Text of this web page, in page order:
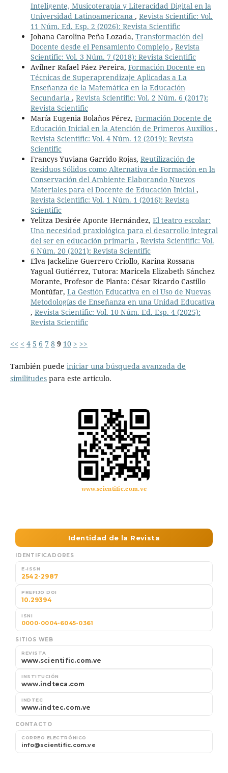
Inteligente, Musicoterapia y Literacidad Digital en la
Universidad Latinoamericana , Revista Scientific: Vol.
11 Núm. Ed. Esp. 2 (2026): Revista Scientific
Johana Carolina Peña Lozada, Transformación del
Docente desde el Pensamiento Complejo , Revista
Scientific: Vol. 3 Núm. 7 (2018): Revista Scientific
Avilner Rafael Páez Pereira, Formación Docente en
Técnicas de Superaprendizaje Aplicadas a La
Enseñanza de la Matemática en la Educación
Secundaria , Revista Scientific: Vol. 2 Núm. 6 (2017):
Revista Scientific
María Eugenia Bolaños Pérez, Formación Docente de
Educación Inicial en la Atención de Primeros Auxilios ,
Revista Scientific: Vol. 4 Núm. 12 (2019): Revista
Scientific
Francys Yuviana Garrido Rojas, Reutilización de
Residuos Sólidos como Alternativa de Formación en la
Conservación del Ambiente Elaborando Nuevos
Materiales para el Docente de Educación Inicial ,
Revista Scientific: Vol. 1 Núm. 1 (2016): Revista
Scientific
Yelitza Desirée Aponte Hernández, El teatro escolar:
Una necesidad praxiológica para el desarrollo integral
del ser en educación primaria , Revista Scientific: Vol.
6 Núm. 20 (2021): Revista Scientific
Elva Jackeline Guerrero Criollo, Karina Rossana
Yagual Gutiérrez, Tutora: Maricela Elizabeth Sánchez
Morante, Profesor de Planta: César Ricardo Castillo
Montúfar, La Gestión Educativa en el Uso de Nuevas
Metodologías de Enseñanza en una Unidad Educativa
, Revista Scientific: Vol. 10 Núm. Ed. Esp. 4 (2025):
Revista Scientific
<< < 4 5 6 7 8 9 10 > >>
También puede iniciar una búsqueda avanzada de
similitudespara este articulo.
www.scientific.com.ve